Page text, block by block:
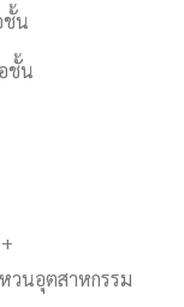
ชั้น
ชั้น
วนอุตสาหกรรม